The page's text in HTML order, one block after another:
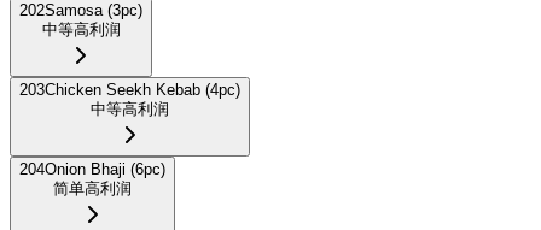
202Samosa (3pc)
中等高利润
203Chicken Seekh Kebab (4pc)
中等高利润
204Onion Bhaji (6pc)
简单高利润